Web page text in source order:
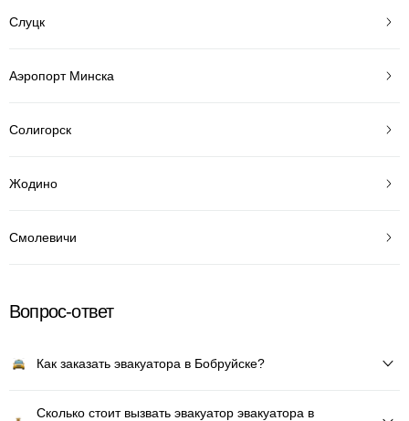
Слуцк
Аэропорт Минска
Солигорск
Жодино
Смолевичи
Вопрос-ответ
Как заказать эвакуатора в Бобруйске?
Сколько стоит вызвать эвакуатор эвакуатора в